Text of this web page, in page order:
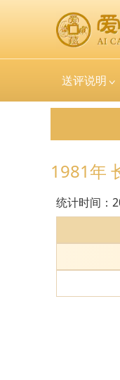
送评说明
1981年
统计时间：